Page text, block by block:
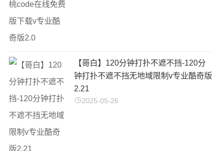
【哥白】120分钟打扑不遮不挡-120分
钟打扑不遮不挡无地域限制v专业酷奇版
2.21
2025-05-26